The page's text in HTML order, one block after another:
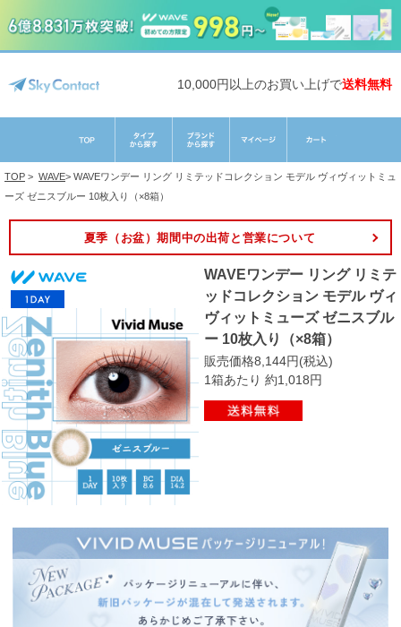
10,000円以上のお買い上げで送料無料
TOP > WAVE> WAVEワンデー リング リミテッドコレクション モデル ヴィヴィットミュ
ーズ ゼニスブルー 10枚入り（×8箱）
夏季（お盆）期間中の出荷と営業について
WAVEワンデー リング リミテ
ッドコレクション モデル ヴィ
ヴィットミューズ ゼニスブル
ー 10枚入り（×8箱）
販売価格8,144円(税込)
1箱あたり 約1,018円